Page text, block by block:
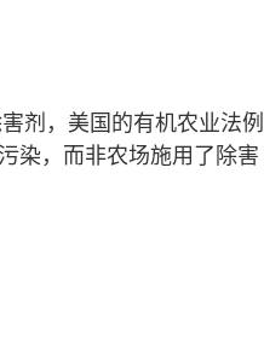
剂，美国的有机农业法例
染，而非农场施用了除害